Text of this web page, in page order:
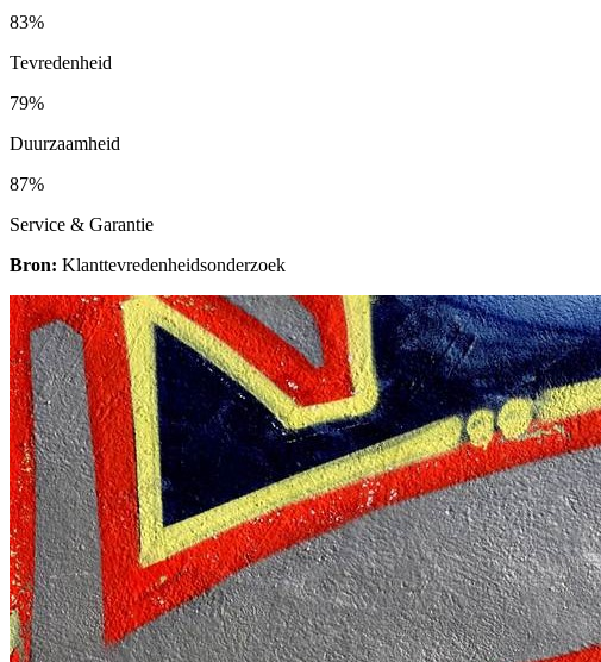
83%
Tevredenheid
79%
Duurzaamheid
87%
Service & Garantie
Bron: Klanttevredenheidsonderzoek